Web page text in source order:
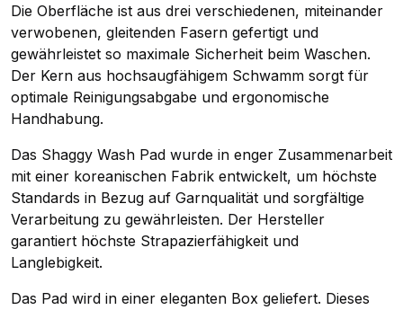
Die Oberfläche ist aus drei verschiedenen, miteinander
verwobenen, gleitenden Fasern gefertigt und
gewährleistet so maximale Sicherheit beim Waschen.
Der Kern aus hochsaugfähigem Schwamm sorgt für
optimale Reinigungsabgabe und ergonomische
Handhabung.
Das Shaggy Wash Pad wurde in enger Zusammenarbeit
mit einer koreanischen Fabrik entwickelt, um höchste
Standards in Bezug auf Garnqualität und sorgfältige
Verarbeitung zu gewährleisten. Der Hersteller
garantiert höchste Strapazierfähigkeit und
Langlebigkeit.
Das Pad wird in einer eleganten Box geliefert. Dieses